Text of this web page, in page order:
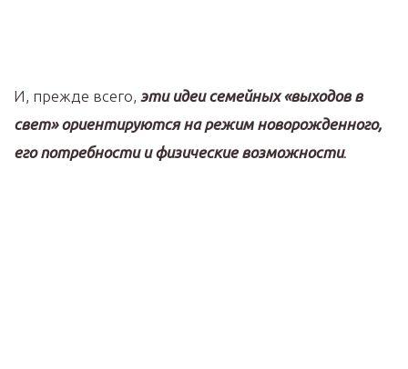
И, прежде всего, эти идеи семейных «выходов в
свет» ориентируются на режим новорожденного,
его потребности и физические возможности.